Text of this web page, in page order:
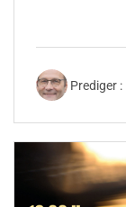
Prediger :